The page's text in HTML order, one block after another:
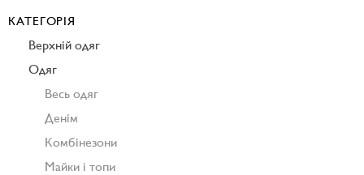
КАТЕГОРІЯ
Верхній одяг
Одяг
Весь одяг
Денім
Комбінезони
Майки і топи